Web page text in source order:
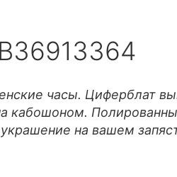
часы. Циферблат
кабошоном.
на вашем